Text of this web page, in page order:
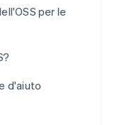
per le
d'aiuto